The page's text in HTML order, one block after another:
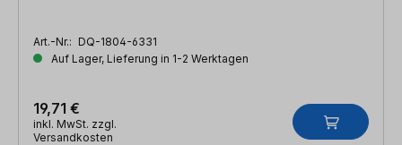
Art.-Nr.: DQ-1804-6331
Auf Lager, Lieferung in 1-2 Werktagen
19,71 €
inkl. MwSt. zzgl.
Versandkosten